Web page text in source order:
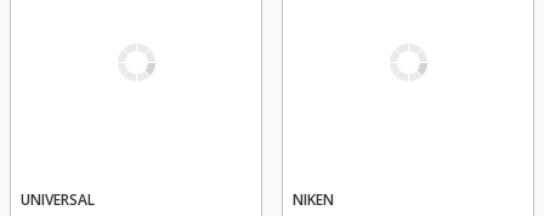
UNIVERSAL NIKEN